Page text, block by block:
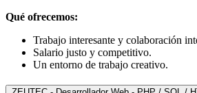
Qué ofrecemos:
Trabajo interesante y colaboración
Salario justo y competitivo.
Un entorno de trabajo creativo.